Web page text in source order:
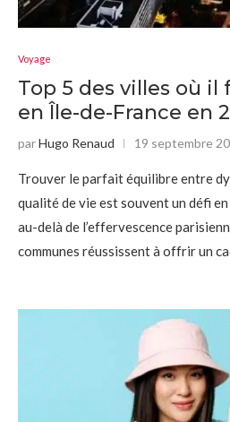
Voyage
Top 5 des villes où il
en Île-de-France en
parHugo Renaud 19 septembre
Trouver le parfait équilibre entre
qualité de vie est souvent un défi
au-delà de l’effervescence
communes réussissent à offrir un